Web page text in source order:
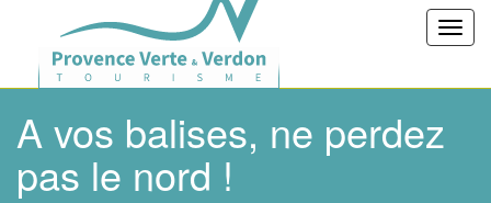
A vos balises, ne perdez
pas le nord !